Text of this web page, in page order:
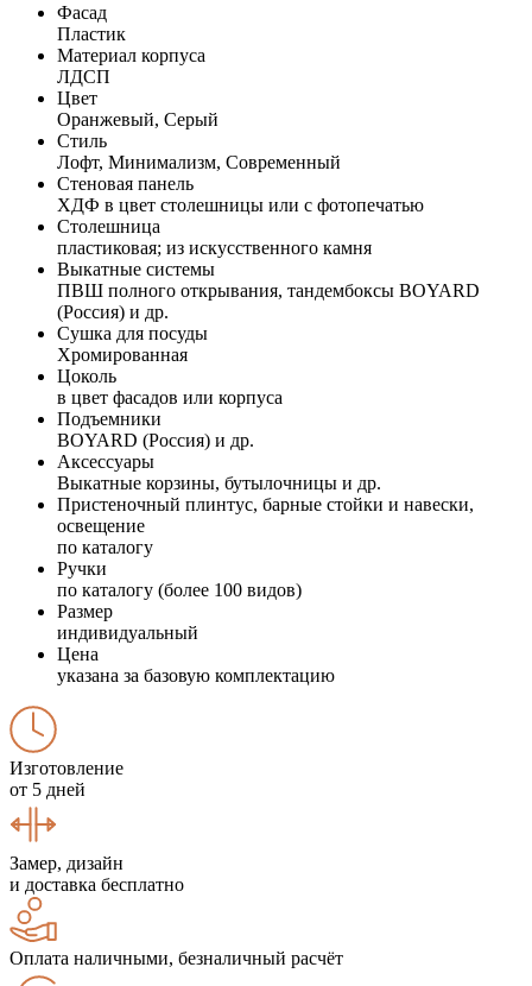
Фасад
Пластик
Материал корпуса
ЛДСП
Цвет
Оранжевый, Серый
Стиль
Лофт, Минимализм, Современный
Стеновая панель
ХДФ в цвет столешницы или с фотопечатью
Столешница
пластиковая; из искусственного камня
Выкатные системы
ПВШ полного открывания, тандембоксы BOYARD
(Россия) и др.
Сушка для посуды
Хромированная
Цоколь
в цвет фасадов или корпуса
Подъемники
BOYARD (Россия) и др.
Аксессуары
Выкатные корзины, бутылочницы и др.
Пристеночный плинтус, барные стойки и навески,
освещение
по каталогу
Ручки
по каталогу (более 100 видов)
Размер
индивидуальный
Цена
указана за базовую комплектацию
Изготовление
от 5 дней
Замер, дизайн
и доставка бесплатно
Оплата наличными, безналичный расчёт